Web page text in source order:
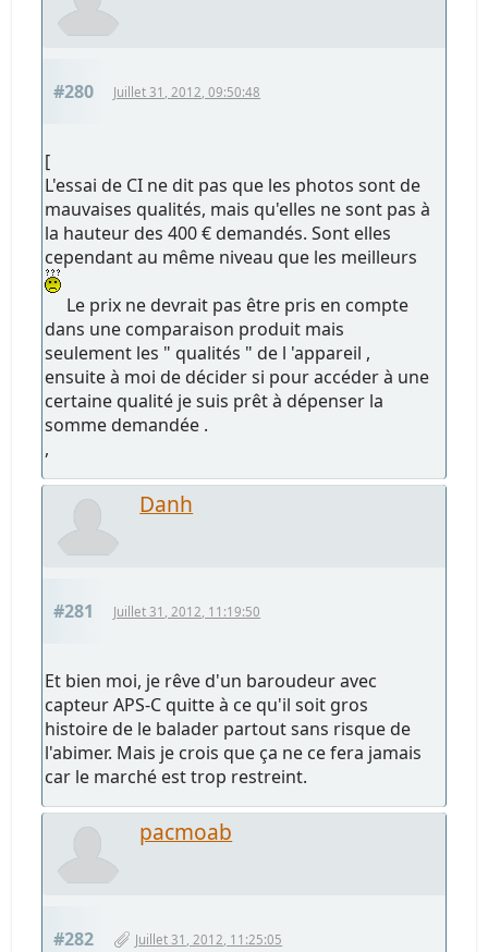
#280 Juillet 31, 2012, 09:50:48
[
L'essai de CI ne dit pas que les photos sont de
mauvaises qualités, mais qu'elles ne sont pas à
la hauteur des 400 € demandés. Sont elles
cependant au même niveau que les meilleurs
Le prix ne devrait pas être pris en compte
dans une comparaison produit mais
seulement les " qualités " de l 'appareil ,
ensuite à moi de décider si pour accéder à une
certaine qualité je suis prêt à dépenser la
somme demandée .
,
Danh
#281 Juillet 31, 2012, 11:19:50
Et bien moi, je rêve d'un baroudeur avec
capteur APS-C quitte à ce qu'il soit gros
histoire de le balader partout sans risque de
l'abimer. Mais je crois que ça ne ce fera jamais
car le marché est trop restreint.
pacmoab
#282 Juillet 31, 2012, 11:25:05